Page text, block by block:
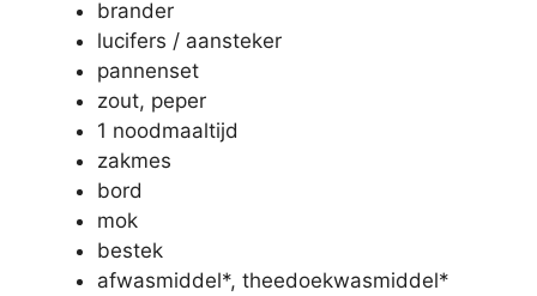
brander
lucifers / aansteker
pannenset
zout, peper
1 noodmaaltijd
zakmes
bord
mok
bestek
afwasmiddel*, theedoekwasmiddel*